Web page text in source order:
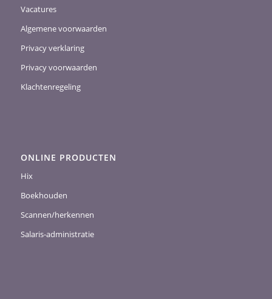
Vacatures
Algemene voorwaarden
Privacy verklaring
Privacy voorwaarden
Klachtenregeling
ONLINE PRODUCTEN
Hix
Boekhouden
Scannen/herkennen
Salaris-administratie